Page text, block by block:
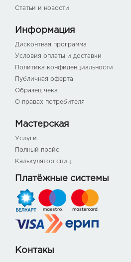
Статьи и новости
Информация
Дисконтная программа
Условия оплаты и доставки
Политика конфиденциальности
Публичная оферта
Образец чека
О правах потребителя
Мастерская
Услуги
Полный прайс
Калькулятор спиц
Платёжные системы
Контакы